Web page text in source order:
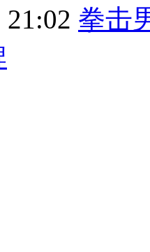
21:02 拳击